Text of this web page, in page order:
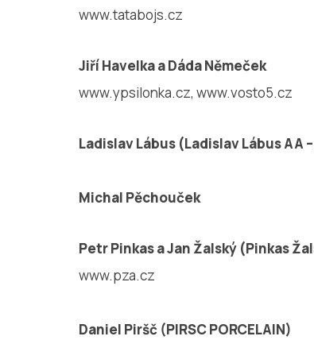
www.tatabojs.cz
Jiří Havelka a Dáda Němeček
www.ypsilonka.cz, www.vosto5.cz
Ladislav Lábus (Ladislav Lábus
Michal Pěchouček
Petr Pinkas a Jan Žalský (Pinkas
www.pza.cz
Daniel Piršč (PIRSC PORCELAIN)